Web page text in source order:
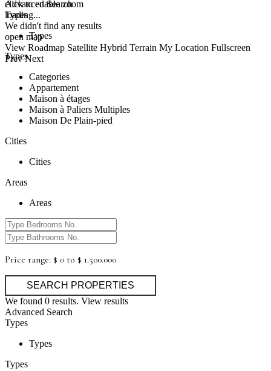
click to enable zoom
loading...
We didn't find any results
open map
View Roadmap Satellite Hybrid Terrain My Location Fullscreen
Prev Next
Advanced Search
Types
Types
Types
Categories
Appartement
Maison à étages
Maison à Paliers Multiples
Maison De Plain-pied
Cities
Cities
Areas
Areas
Price range: $ 0 to $ 1.500.000
We found 0 results. View results
Advanced Search
Types
Types
Types